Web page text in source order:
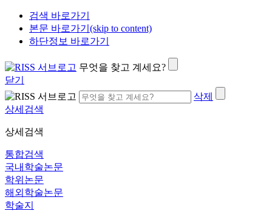
검색 바로가기
본문 바로가기(skip to content)
하단정보 바로가기
무엇을 찾고 계세요?
닫기
삭제
상세검색
상세검색
통합검색
국내학술논문
학위논문
해외학술논문
학술지